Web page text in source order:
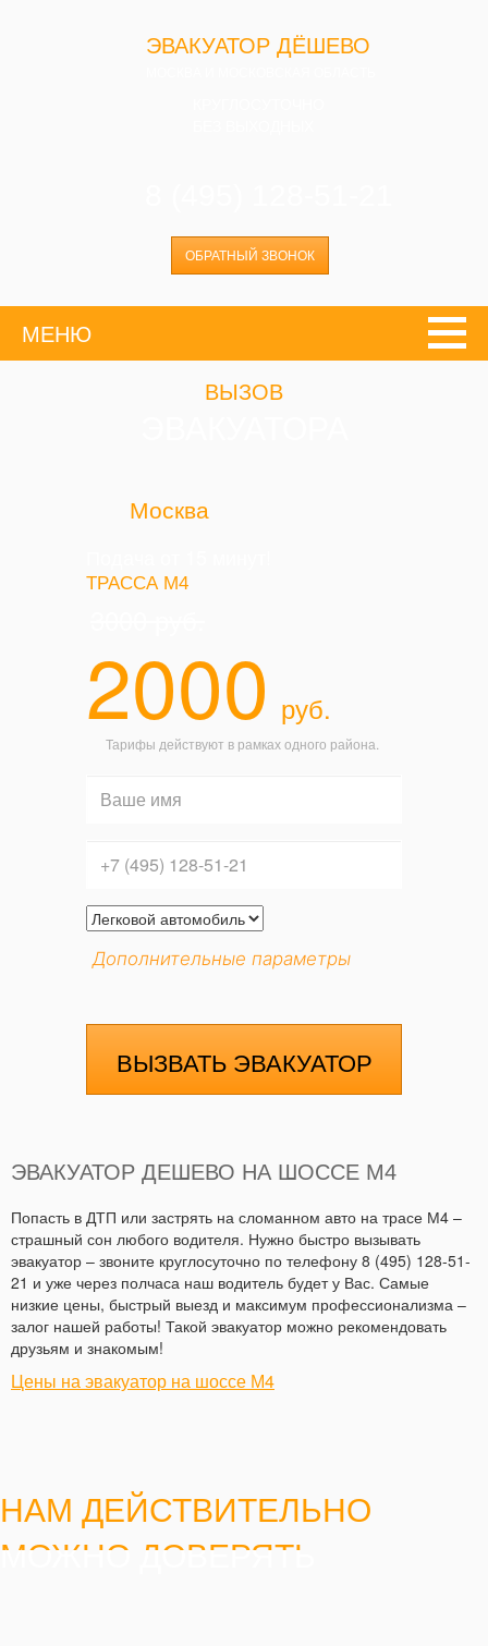
ЭВАКУАТОР ДЁШЕВО
ОБРАТНЫЙ ЗВОНОК
МЕНЮ
ВЫЗОВ
Москва
ТРАССА М4
2000 руб.
Тарифы действуют в рамках одного района.
Дополнительные параметры
ВЫЗВАТЬ ЭВАКУАТОР
ЭВАКУАТОР ДЕШЕВО НА ШОССЕ М4
Попасть в ДТП или застрять на сломанном авто на трасе М4 –
страшный сон любого водителя. Нужно быстро вызывать
эвакуатор – звоните круглосуточно по телефону 8 (495) 128-51-
21 и уже через полчаса наш водитель будет у Вас. Самые
низкие цены, быстрый выезд и максимум профессионализма –
залог нашей работы! Такой эвакуатор можно рекомендовать
друзьям и знакомым!
Цены на эвакуатор на шоссе М4
НАМ ДЕЙСТВИТЕЛЬНО
МОЖНО ДОВЕРЯТЬ